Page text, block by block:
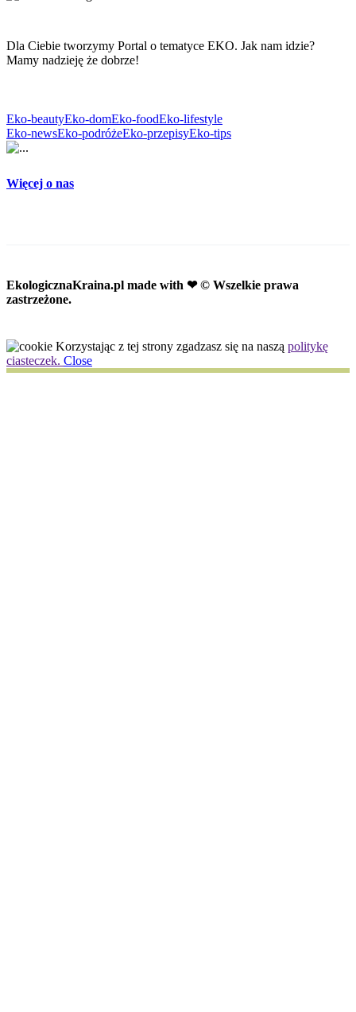
Dla Ciebie tworzymy Portal o tematyce EKO. Jak nam idzie?
Mamy nadzieję że dobrze!
Eko-beautyEko-domEko-foodEko-lifestyle
Eko-newsEko-podróżeEko-przepisyEko-tips
Więcej o nas
EkologicznaKraina.pl made with ❤ © Wszelkie prawa
zastrzeżone.
Korzystając z tej strony zgadzasz się na naszą politykę
ciasteczek. Close